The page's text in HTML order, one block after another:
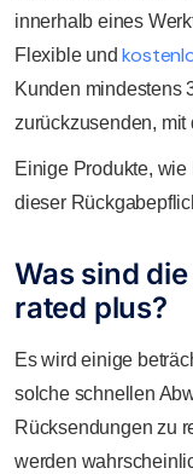
innerhalb eines
Flexible und
Kunden mindestens
zurückzusenden, mit
Einige Produkte,
dieser
Was sind
rated plus?
Es wird einige
solche schnellen
Rücksendungen zu
werden